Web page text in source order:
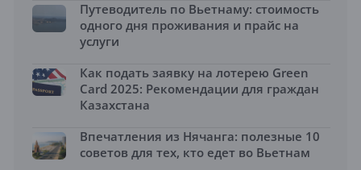
Путеводитель по Вьетнаму: стоимость
одного дня проживания и прайс на
услуги
Как подать заявку на лотерею Green
Card 2025: Рекомендации для граждан
Казахстана
Впечатления из Нячанга: полезные 10
советов для тех, кто едет во Вьетнам